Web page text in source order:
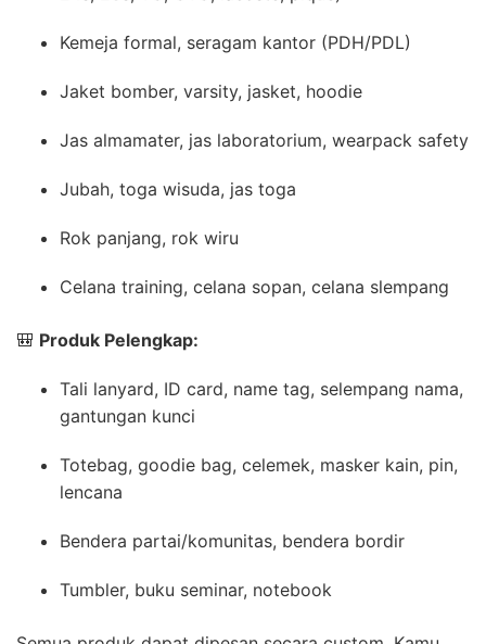
Kemeja formal, seragam kantor (PDH/PDL)
Jaket bomber, varsity, jasket, hoodie
Jas almamater, jas laboratorium, wearpack safety
Jubah, toga wisuda, jas toga
Rok panjang, rok wiru
Celana training, celana sopan, celana slempang
🎒 Produk Pelengkap:
Tali lanyard, ID card, name tag, selempang nama,
gantungan kunci
Totebag, goodie bag, celemek, masker kain, pin,
lencana
Bendera partai/komunitas, bendera bordir
Tumbler, buku seminar, notebook